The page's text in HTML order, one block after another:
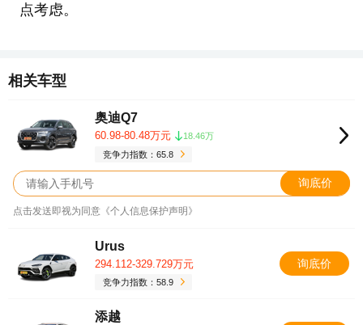
点考虑。
相关车型
奥迪Q7
60.98-80.48万元
18.46万
竞争力指数：65.8
询底价
点击发送即视为同意《个人信息保护声明》
Urus
294.112-329.729万元
竞争力指数：58.9
询底价
添越